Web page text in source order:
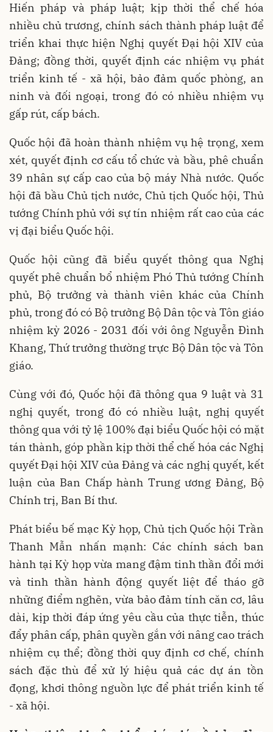
Hiến pháp và pháp luật; kịp thời thể chế hóa
nhiều chủ trương, chính sách thành pháp luật để
triển khai thực hiện Nghị quyết Đại hội XIV của
Đảng; đồng thời, quyết định các nhiệm vụ phát
triển kinh tế - xã hội, bảo đảm quốc phòng, an
ninh và đối ngoại, trong đó có nhiều nhiệm vụ
gấp rút, cấp bách.
Quốc hội đã hoàn thành nhiệm vụ hệ trọng, xem
xét, quyết định cơ cấu tổ chức và bầu, phê chuẩn
39 nhân sự cấp cao của bộ máy Nhà nước. Quốc
hội đã bầu Chủ tịch nước, Chủ tịch Quốc hội, Thủ
tướng Chính phủ với sự tín nhiệm rất cao của các
vị đại biểu Quốc hội.
Quốc hội cũng đã biểu quyết thông qua Nghị
quyết phê chuẩn bổ nhiệm Phó Thủ tướng Chính
phủ, Bộ trưởng và thành viên khác của Chính
phủ, trong đó có Bộ trưởng Bộ Dân tộc và Tôn giáo
nhiệm kỳ 2026 - 2031 đối với ông Nguyễn Đình
Khang, Thứ trưởng thường trực Bộ Dân tộc và Tôn
giáo.
Cùng với đó, Quốc hội đã thông qua 9 luật và 31
nghị quyết, trong đó có nhiều luật, nghị quyết
thông qua với tỷ lệ 100% đại biểu Quốc hội có mặt
tán thành, góp phần kịp thời thể chế hóa các Nghị
quyết Đại hội XIV của Đảng và các nghị quyết, kết
luận của Ban Chấp hành Trung ương Đảng, Bộ
Chính trị, Ban Bí thư.
Phát biểu bế mạc Kỳ họp, Chủ tịch Quốc hội Trần
Thanh Mẫn nhấn mạnh: Các chính sách ban
hành tại Kỳ họp vừa mang đậm tinh thần đổi mới
và tinh thần hành động quyết liệt để tháo gỡ
những điểm nghẽn, vừa bảo đảm tính căn cơ, lâu
dài, kịp thời đáp ứng yêu cầu của thực tiễn, thúc
đẩy phân cấp, phân quyền gắn với nâng cao trách
nhiệm cụ thể; đồng thời quy định cơ chế, chính
sách đặc thù để xử lý hiệu quả các dự án tồn
đọng, khơi thông nguồn lực để phát triển kinh tế
- xã hội.